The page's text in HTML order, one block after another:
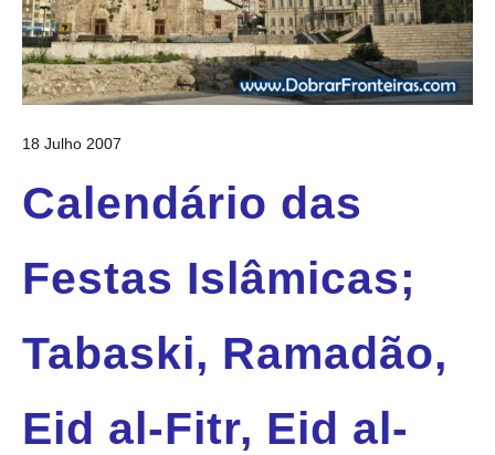
18 Julho 2007
Calendário das
Festas Islâmicas;
Tabaski, Ramadão,
Eid al-Fitr, Eid al-